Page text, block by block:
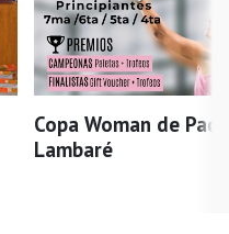
Copa Woman de
Lambaré